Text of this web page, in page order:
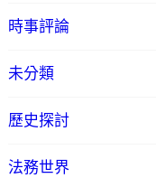
時事評論
未分類
歷史探討
法務世界